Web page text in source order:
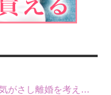
私は結婚しています。傲慢な夫に嫌気がさし離婚を考えていたときに、彼と出会いました。彼には恋人がいましたが、話をするうちに、夫とのことを相談するようにな